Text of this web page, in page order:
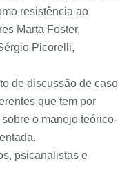
resistência ao
Marta Foster,
Picorelli,
de discussão de caso
que tem por
o manejo teórico-
psicanalistas e